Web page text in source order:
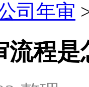
司年审
流程